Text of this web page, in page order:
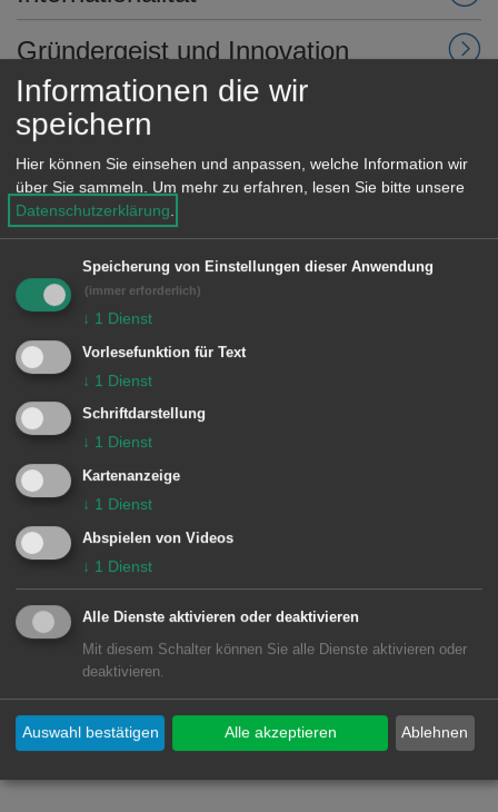
Gründergeist und Innovation
Geschichte der Hochschule
Link
Weitere Informationen gibt es auf
der Website der Hochschule
Unsere Anschrift
Beethovenstraße 1
73430 Aalen
Telefon: 07361 5 76-21 02 oder 07361
5 76-24 50
Fax: 07361 576-2250
E-Mail:info@hs-aalen.de
Lage im GIS-Geodatenportal anzeigen
Informationen die wir
speichern
Hier können Sie einsehen und anpassen, welche Information wir
über Sie sammeln.
Um mehr zu erfahren, lesen Sie bitte unsere
Datenschutzerklärung
Speicherung von Einstellungen dieser Anwendung
(immer erforderlich)
↓ 1 Dienst
Vorlesefunktion für Text
↓ 1 Dienst
Schriftdarstellung
↓ 1 Dienst
Kartenanzeige
↓ 1 Dienst
Abspielen von Videos
↓ 1 Dienst
Alle Dienste aktivieren oder deaktivieren
Mit diesem Schalter können Sie alle Dienste aktivieren oder
deaktivieren.
Ablehnen
Auswahl bestätigen Alle akzeptieren